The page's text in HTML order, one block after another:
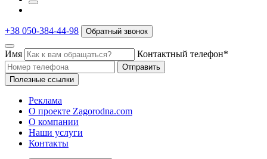
+38 050-384-44-98 Обратный звонок
Имя Контактный телефон*
Отправить
Полезные ссылки
Реклама
О проекте Zagorodna.com
О компании
Наши услуги
Контакты